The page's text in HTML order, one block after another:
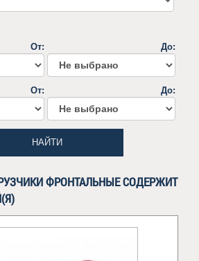
От: До:
От: До:
НАЙТИ
ФРОНТАЛЬНЫЕ СОДЕРЖИТ